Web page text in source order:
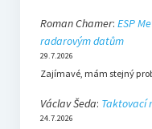
Roman Chamer: ESP
radarovým datům
29.7.2026
Zajímavé, mám stejný
Václav Šeda: Taktovací
24.7.2026